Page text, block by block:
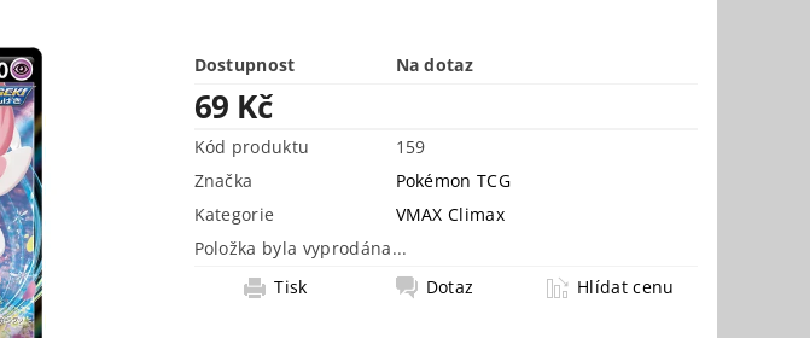
Dostupnost Na dotaz
69 Kč
Kód produktu
159
Značka
Pokémon TCG
Kategorie
VMAX Climax
Položka byla vyprodána...
Tisk
Dotaz Hlídat cenu